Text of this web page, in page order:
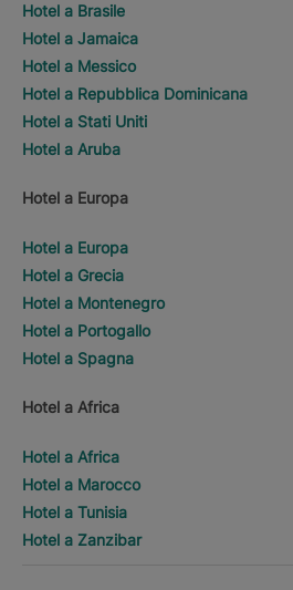
Hotel a Brasile
Hotel a Jamaica
Hotel a Messico
Hotel a Repubblica Dominicana
Hotel a Stati Uniti
Hotel a Aruba
Hotel a Europa
Hotel a Europa
Hotel a Grecia
Hotel a Montenegro
Hotel a Portogallo
Hotel a Spagna
Hotel a Africa
Hotel a Africa
Hotel a Marocco
Hotel a Tunisia
Hotel a Zanzibar